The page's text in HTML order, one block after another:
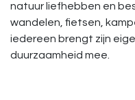
natuur liefhebben en
wandelen, fietsen,
iedereen brengt zijn
duurzaamheid mee.